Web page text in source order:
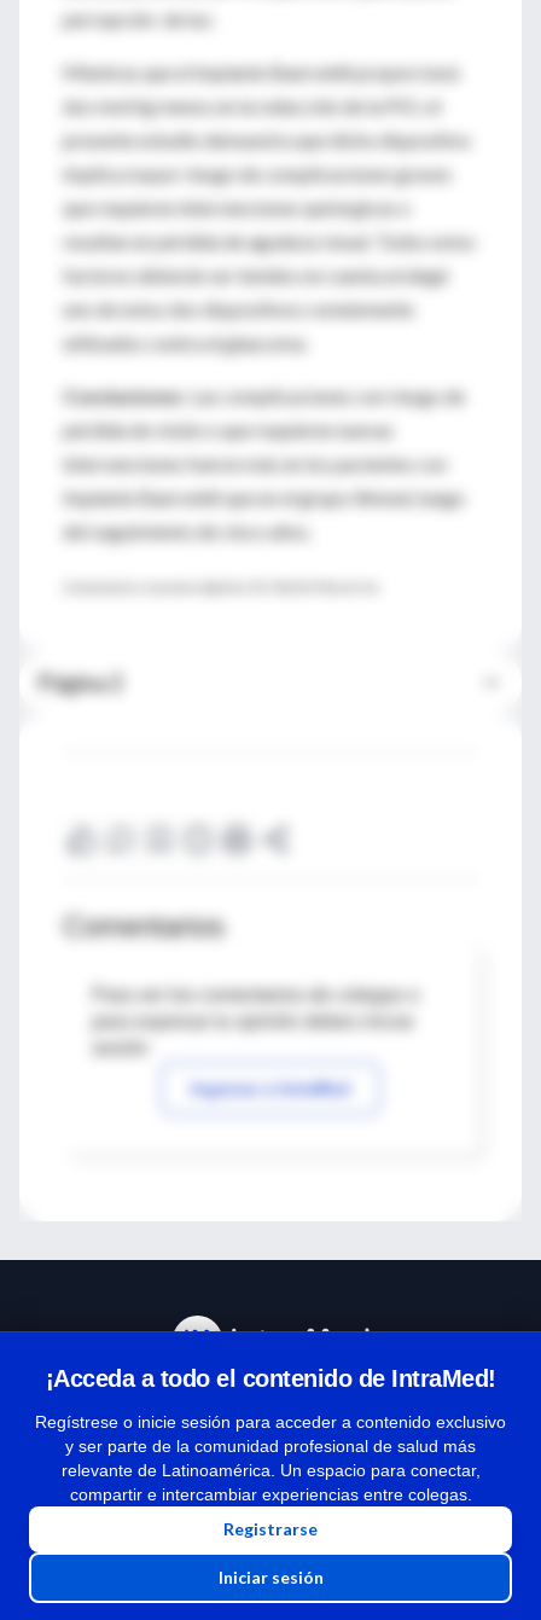
percepción de luz.
Mientras que el implante Baerveldt proporcioná
dos mmHg menos en la reducción de la PIO, el
presente estudio demuestra que dicho dispositivo
implica mayor riesgo de complicaciones graves
que requieren intervenciones quirúrgicas o
resultan en pérdida de agudeza visual. Todos estos
factores deberán ser tenidos en cuenta al elegir
uno de estos dos dispositivos comúnmente
utilizados contra el glaucoma.
Conclusiones : Las complicaciones con riesgo de
pérdida de visión o que requieren nuevas
intervenciones fueron más en los pacientes con
implante Baerveldt que en el grupo Ahmed, luego
del seguimiento de cinco años.
Página 2
Comentarios
Para ver los comentarios de colegas o
Ingresar a IntraMed
¡Acceda a todo el contenido de IntraMed!
Regístrese o inicie sesión para acceder a contenido exclusivo
y ser parte de la comunidad profesional de salud más
relevante de Latinoamérica. Un espacio para conectar,
compartir e intercambiar experiencias entre colegas.
Registrarse
Iniciar sesión
Términos y condiciones
| Políticas de privacidad
| Todos los derechos reservados | Copyright 1997-2026